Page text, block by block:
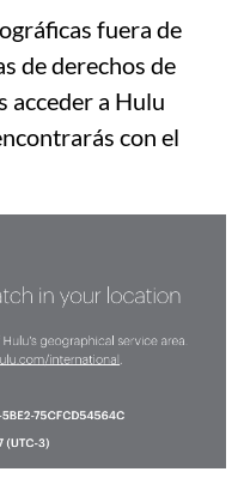
fuera de
de derechos de
acceder a Hulu
con el